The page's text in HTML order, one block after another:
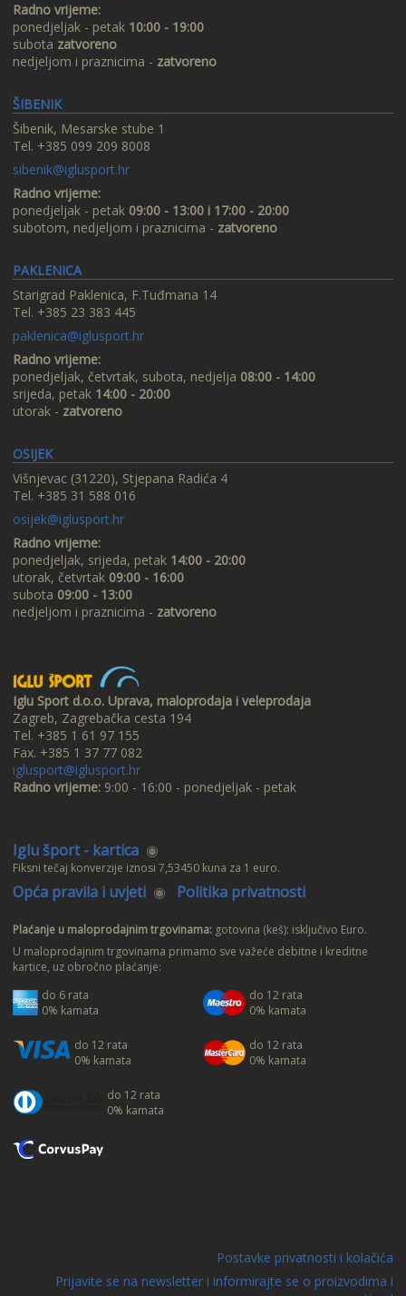
Radno vrijeme:
ponedjeljak - petak 10:00 - 19:00
subota zatvoreno
nedjeljom i praznicima - zatvoreno
ŠIBENIK
Šibenik, Mesarske stube 1
Tel. +385 099 209 8008
sibenik@iglusport.hr
Radno vrijeme:
ponedjeljak - petak 09:00 - 13:00 i 17:00 - 20:00
subotom, nedjeljom i praznicima - zatvoreno
PAKLENICA
Starigrad Paklenica, F.Tuđmana 14
Tel. +385 23 383 445
paklenica@iglusport.hr
Radno vrijeme:
ponedjeljak, četvrtak, subota, nedjelja 08:00 - 14:00
srijeda, petak 14:00 - 20:00
utorak - zatvoreno
OSIJEK
Višnjevac (31220), Stjepana Radića 4
Tel. +385 31 588 016
osijek@iglusport.hr
Radno vrijeme:
ponedjeljak, srijeda, petak 14:00 - 20:00
utorak, četvrtak 09:00 - 16:00
subota 09:00 - 13:00
nedjeljom i praznicima - zatvoreno
Iglu Sport d.o.o. Uprava, maloprodaja i veleprodaja
Zagreb, Zagrebačka cesta 194
Tel. +385 1 61 97 155
Fax. +385 1 37 77 082
iglusport@iglusport.hr
Radno vrijeme: 9:00 - 16:00 - ponedjeljak - petak
Iglu šport - kartica ◉
Fiksni tečaj konverzije iznosi 7,53450 kuna za 1 euro.
Opća pravila i uvjeti ◉ Politika privatnosti
Plaćanje u maloprodajnim trgovinama: gotovina (keš): isključivo Euro.
U maloprodajnim trgovinama primamo sve važeće debitne i kreditne
kartice, uz obročno plaćanje:
do 6 rata
0% kamata
do 12 rata
0% kamata
do 12 rata
0% kamata
do 12 rata
0% kamata
do 12 rata
0% kamata
Postavke privatnosti i kolačića
Prijavite se na newsletter i informirajte se o proizvodima i